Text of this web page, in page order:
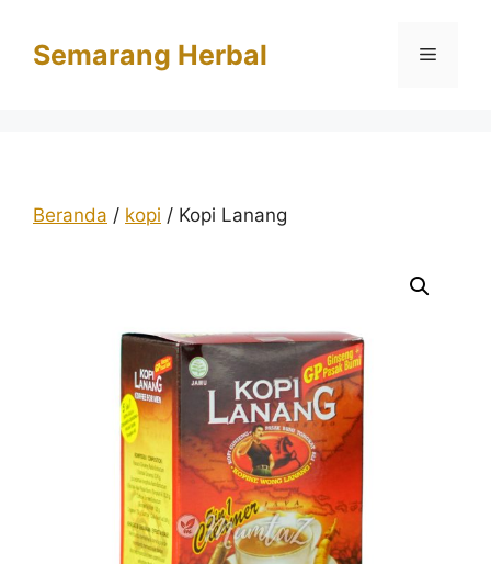
Semarang Herbal Menu
Beranda / kopi / Kopi Lanang